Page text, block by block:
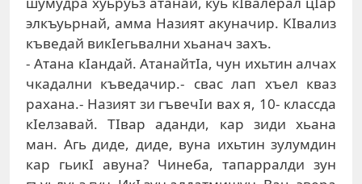
элкъуьрнай, амма Назият акуначир. КIвализ
къведай викIегьвални хьанач захъ.
- Атана кIандай. АтанайтIа, чун ихьтин алчах
чкадални къведачир.- свас лап хъел кваз
рахана.- Назият зи гъвечIи вах я, 10- классда
кIелзавай. ТIвар аданди, кар зиди хьана
ман. Агь диде, диде, вуна ихьтин зулумдин
кар гьикI авуна? Чинеба, тапарралди зун